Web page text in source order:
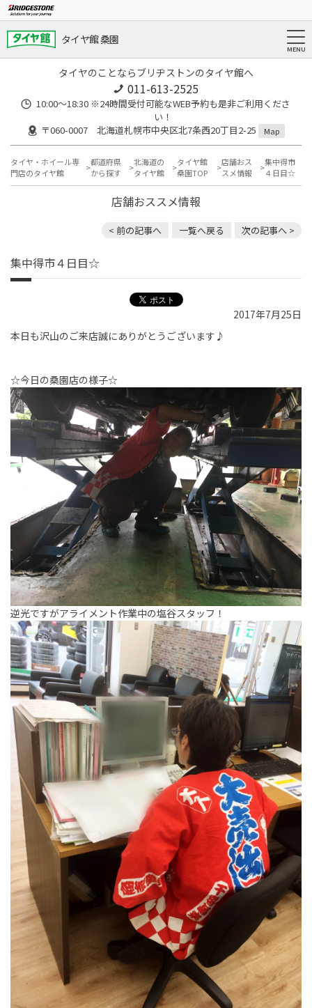
タイヤ館 桑園
タイヤのことならブリヂストンのタイヤ館へ
011-613-2525
10:00～18:30 ※24時間受付可能なWEB予約も是非ご利用くださ
い！
〒060-0007 北海道札幌市中央区北7条西20丁目2-25
Map
タイヤ・ホイール専
門店のタイヤ館
都道府県
から探す
北海道の
タイヤ館
タイヤ館
桑園TOP
店舗おス
スメ情報
集中得市
４日目☆
店舗おススメ情報
< 前の記事へ 一覧へ戻る 次の記事へ >
集中得市４日目☆
2017年7月25日
本日も沢山のご来店誠にありがとうございます♪
☆今日の桑園店の様子☆
逆光ですがアライメント作業中の塩谷スタッフ！